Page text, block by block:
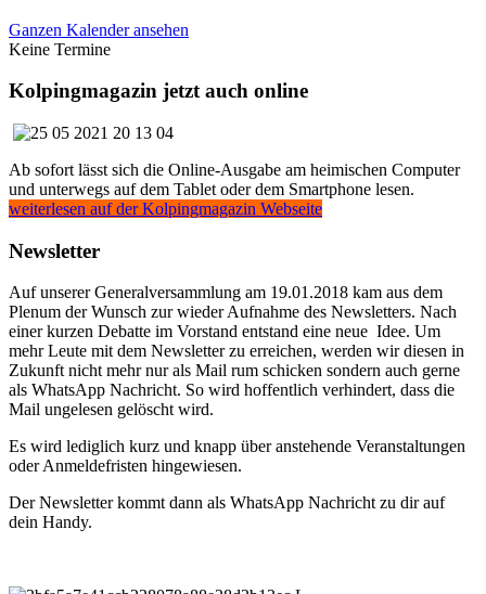
Ganzen Kalender ansehen
Keine Termine
Kolpingmagazin jetzt auch online
Ab sofort lässt sich die Online-Ausgabe am heimischen Computer
und unterwegs auf dem Tablet oder dem Smartphone lesen.
weiterlesen auf der Kolpingmagazin Webseite
Newsletter
Auf unserer Generalversammlung am 19.01.2018 kam aus dem
Plenum der Wunsch zur wieder Aufnahme des Newsletters. Nach
einer kurzen Debatte im Vorstand entstand eine neue Idee. Um
mehr Leute mit dem Newsletter zu erreichen, werden wir diesen in
Zukunft nicht mehr nur als Mail rum schicken sondern auch gerne
als WhatsApp Nachricht. So wird hoffentlich verhindert, dass die
Mail ungelesen gelöscht wird.
Es wird lediglich kurz und knapp über anstehende Veranstaltungen
oder Anmeldefristen hingewiesen.
Der Newsletter kommt dann als WhatsApp Nachricht zu dir auf
dein Handy.